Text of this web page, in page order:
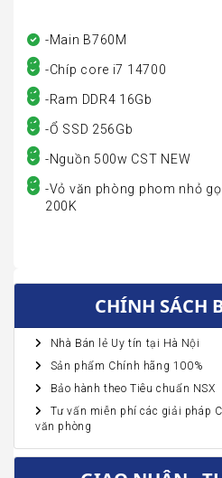
-Main B760M
-Chíp core i7 14700
-Ram DDR4 16Gb
-Ổ SSD 256Gb
-Nguồn 500w CST NEW
-Vỏ văn phòng phom nhỏ
200K
CHÍNH SÁCH
Nhà Bán lẻ Uy tín tại Hà Nội
Sản phẩm Chính hãng 100%
Bảo hành theo Tiêu chuẩn NSX
Tư vấn miễn phí các giải pháp
văn phòng